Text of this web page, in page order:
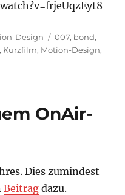
Design Schlagwörter
007, bond,
, Kurzfilm, Motion-Design,
OnAir-
Dies zumindest
Beitrag dazu.